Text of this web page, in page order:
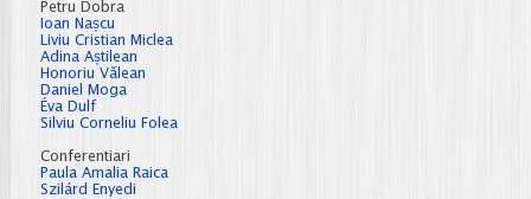
Petru Dobra
Ioan Nașcu
Liviu Cristian Miclea
Adina Aștilean
Honoriu Vălean
Daniel Moga
Éva Dulf
Silviu Corneliu Folea
Conferentiari
Paula Amalia Raica
Szilárd Enyedi